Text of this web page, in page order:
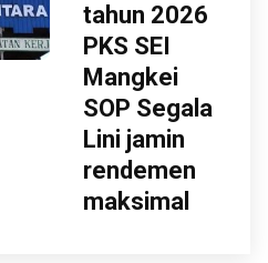
tahun 2026
PKS SEI
Mangkei
SOP Segala
Lini jamin
rendemen
maksimal